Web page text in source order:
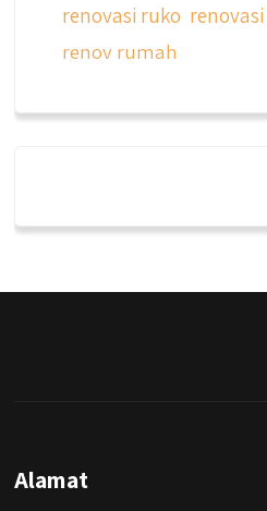
dengan budget 400an,
#kontraktorbekasi
renovasi ruko
renov rumah
Alamat